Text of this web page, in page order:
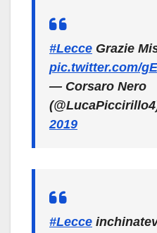
#Lecce Grazie
pic.twitter.com/
— Corsaro Nero
2019
#Lecce